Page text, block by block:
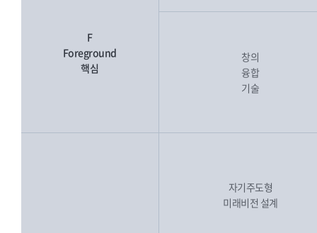
F
Foreground
핵심
창의
융합
기술
자기주도형
미래비전 설계